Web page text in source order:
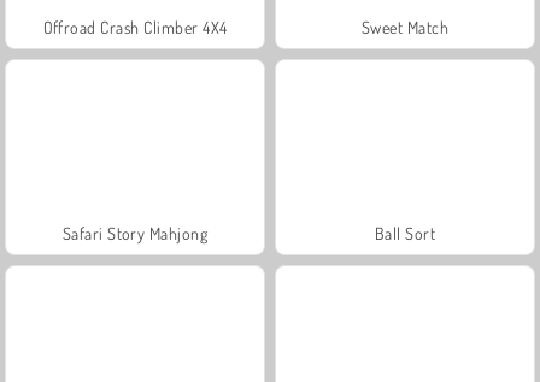
Offroad Crash Climber 4X4 Sweet Match
Safari Story Mahjong Ball Sort